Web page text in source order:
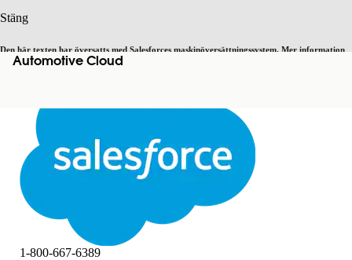
Stäng
Den här texten har översatts med Salesforces maskinöversättningssystem. Mer information
. Byt till engelska Inte nu
StängStäng
Automotive Cloud
1-800-667-6389